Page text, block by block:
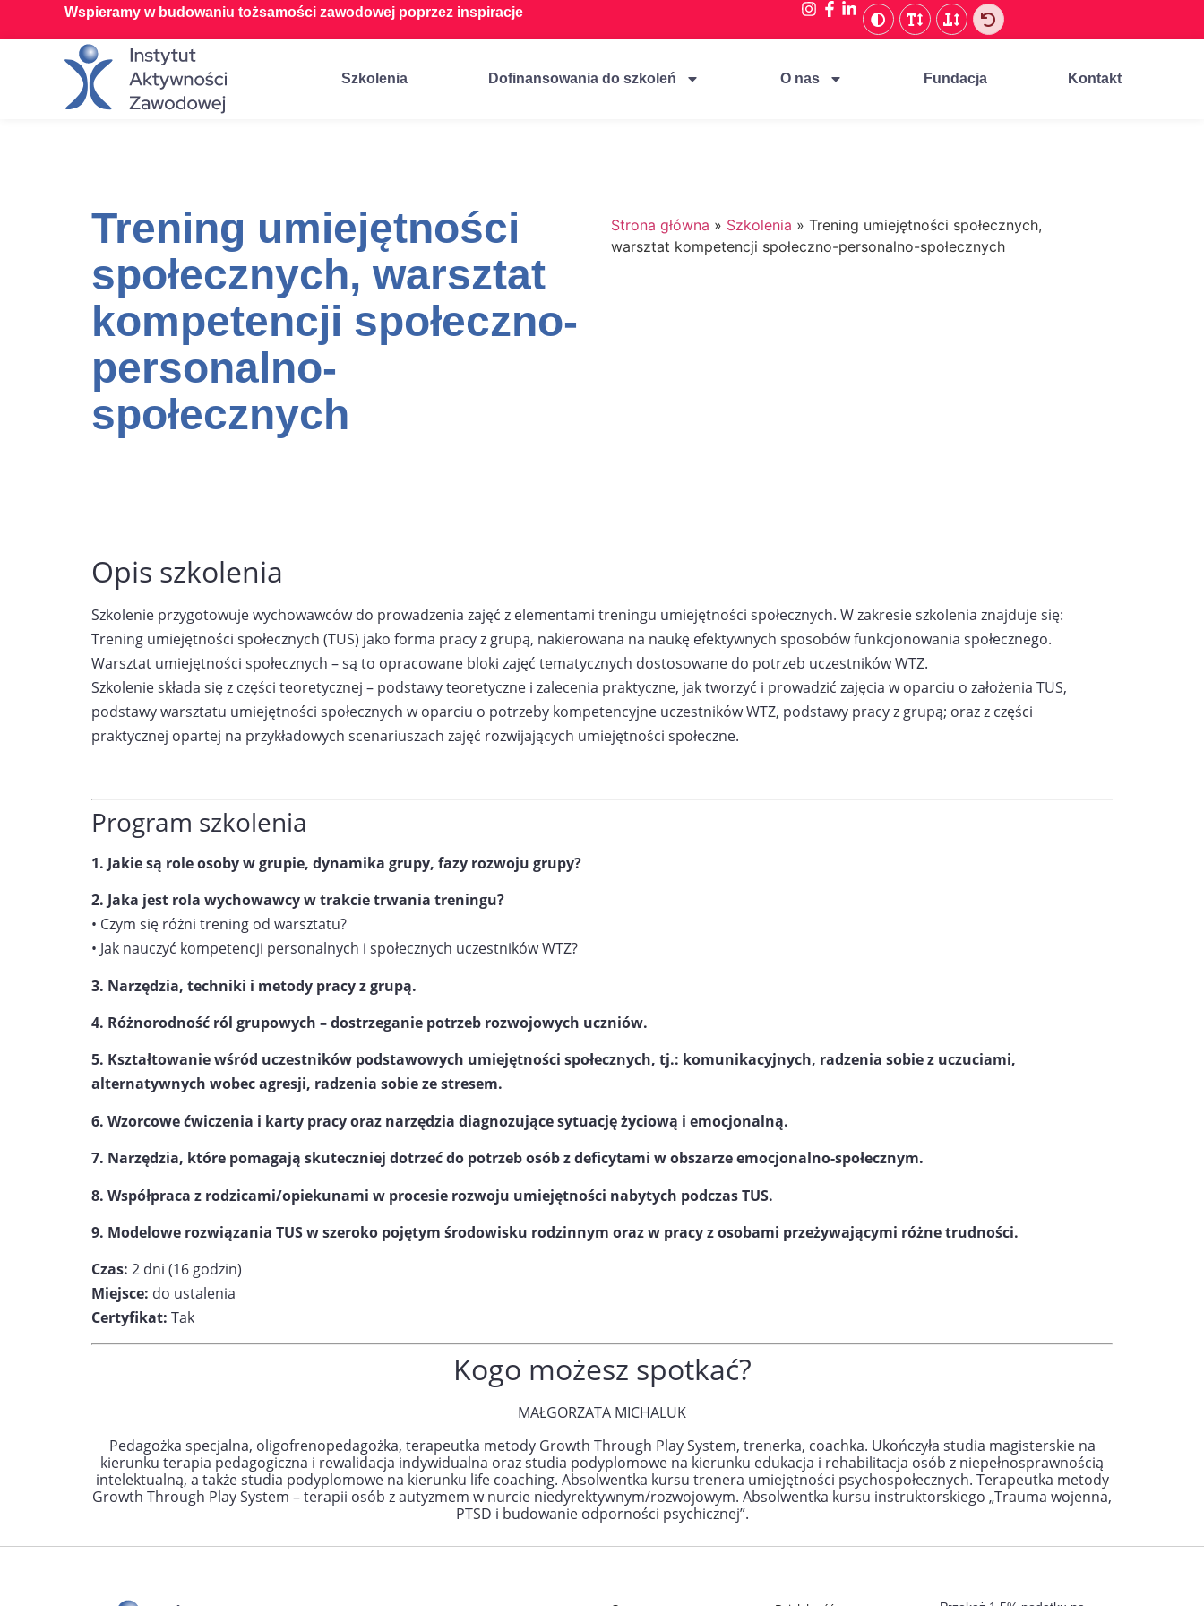
Wspieramy w budowaniu tożsamości zawodowej poprzez inspiracje
Szkolenia Dofinansowania do szkoleń O nas Fundacja Kontakt
Trening umiejętności
społecznych, warsztat
kompetencji społeczno-
personalno-
społecznych
Strona główna » Szkolenia » Trening umiejętności społecznych,
warsztat kompetencji społeczno-personalno-społecznych
Opis szkolenia
Szkolenie przygotowuje wychowawców do prowadzenia zajęć z elementami treningu umiejętności społecznych. W zakresie szkolenia znajduje się:
Trening umiejętności społecznych (TUS) jako forma pracy z grupą, nakierowana na naukę efektywnych sposobów funkcjonowania społecznego.
Warsztat umiejętności społecznych – są to opracowane bloki zajęć tematycznych dostosowane do potrzeb uczestników WTZ.
Szkolenie składa się z części teoretycznej – podstawy teoretyczne i zalecenia praktyczne, jak tworzyć i prowadzić zajęcia w oparciu o założenia TUS,
podstawy warsztatu umiejętności społecznych w oparciu o potrzeby kompetencyjne uczestników WTZ, podstawy pracy z grupą; oraz z części
praktycznej opartej na przykładowych scenariuszach zajęć rozwijających umiejętności społeczne.
Program szkolenia
1. Jakie są role osoby w grupie, dynamika grupy, fazy rozwoju grupy?
2. Jaka jest rola wychowawcy w trakcie trwania treningu?
• Czym się różni trening od warsztatu?
• Jak nauczyć kompetencji personalnych i społecznych uczestników WTZ?
3. Narzędzia, techniki i metody pracy z grupą.
4. Różnorodność ról grupowych – dostrzeganie potrzeb rozwojowych uczniów.
5. Kształtowanie wśród uczestników podstawowych umiejętności społecznych, tj.: komunikacyjnych, radzenia sobie z uczuciami,
alternatywnych wobec agresji, radzenia sobie ze stresem.
6. Wzorcowe ćwiczenia i karty pracy oraz narzędzia diagnozujące sytuację życiową i emocjonalną.
7. Narzędzia, które pomagają skuteczniej dotrzeć do potrzeb osób z deficytami w obszarze emocjonalno-społecznym.
8. Współpraca z rodzicami/opiekunami w procesie rozwoju umiejętności nabytych podczas TUS.
9. Modelowe rozwiązania TUS w szeroko pojętym środowisku rodzinnym oraz w pracy z osobami przeżywającymi różne trudności.
Czas: 2 dni (16 godzin)
Miejsce: do ustalenia
Certyfikat: Tak
Kogo możesz spotkać?
MAŁGORZATA MICHALUK
Pedagożka specjalna, oligofrenopedagożka, terapeutka metody Growth Through Play System, trenerka, coachka. Ukończyła studia magisterskie na
kierunku terapia pedagogiczna i rewalidacja indywidualna oraz studia podyplomowe na kierunku edukacja i rehabilitacja osób z niepełnosprawnością
intelektualną, a także studia podyplomowe na kierunku life coaching. Absolwentka kursu trenera umiejętności psychospołecznych. Terapeutka metody
Growth Through Play System – terapii osób z autyzmem w nurcie niedyrektywnym/rozwojowym. Absolwentka kursu instruktorskiego „Trauma wojenna,
PTSD i budowanie odporności psychicznej”.